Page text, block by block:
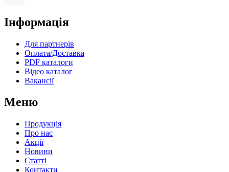
Інформація
Для партнерів
Оплата/Доставка
PDF каталоги
Відео каталог
Вакансії
Меню
Продукція
Про нас
Акції
Новини
Статті
Контакти